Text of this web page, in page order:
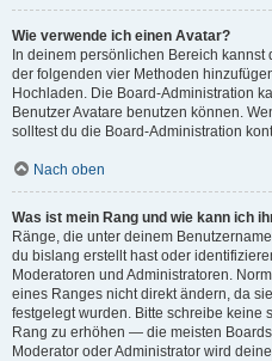
Wie verwende ich einen Avatar?
In deinem persönlichen Bereich kannst
der folgenden vier Methoden
Hochladen. Die Board-Administration
Benutzer Avatare benutzen können.
solltest du die Board-Administration
Nach oben
Was ist mein Rang und wie kann ich
Ränge, die unter deinem
du bislang erstellt hast oder
Moderatoren und Administratoren.
eines Ranges nicht direkt ändern, da
festgelegt wurden. Bitte schreibe keine
Rang zu erhöhen — die meisten
Moderator oder Administrator wird